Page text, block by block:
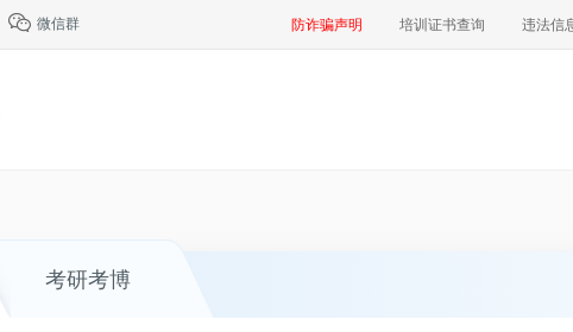
微信群 防诈骗声明 培训证书查询 违法信
考研考博